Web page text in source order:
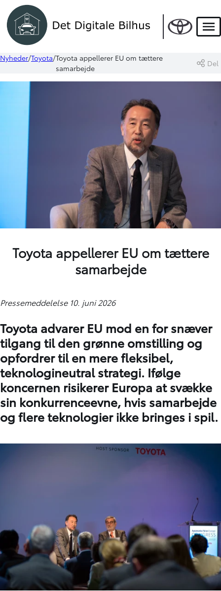
Nyheder Toyota Toyota appellerer EU om tættere
samarbejde
Del
Toyota appellerer EU om tættere
samarbejde
Pressemeddelelse 10. juni 2026
Toyota advarer EU mod en for snæver
tilgang til den grønne omstilling og
opfordrer til en mere fleksibel,
teknologineutral strategi. Ifølge
koncernen risikerer Europa at svække
sin konkurrenceevne, hvis samarbejde
og flere teknologier ikke bringes i spil.